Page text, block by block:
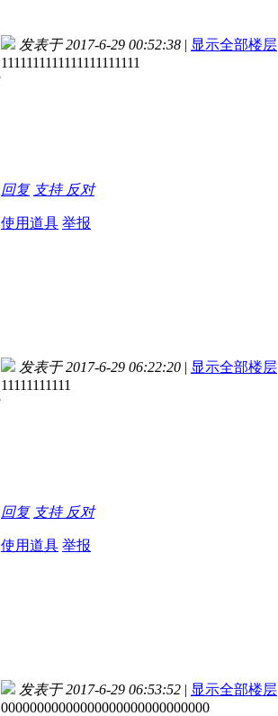
发表于 2017-6-29 00:52:38 | 显示全部楼层
1111111111111111111111
回复 支持 反对
使用道具 举报
发表于 2017-6-29 06:22:20 | 显示全部楼层
11111111111
回复 支持 反对
使用道具 举报
发表于 2017-6-29 06:53:52 | 显示全部楼层
00000000000000000000000000000